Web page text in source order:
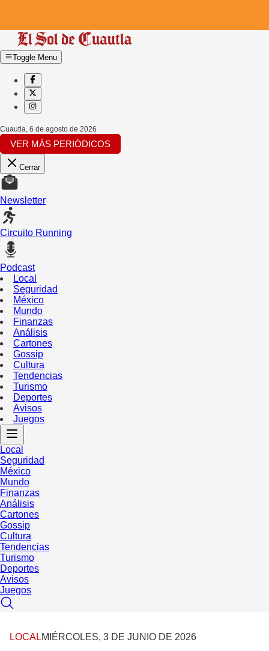
Toggle Menu
Cuautla, 6 de agosto de 2026
VER MÁS PERIÓDICOS
Cerrar
Newsletter
Circuito Running
Podcast
Local
Seguridad
México
Mundo
Finanzas
Análisis
Cartones
Gossip
Cultura
Tendencias
Turismo
Deportes
Avisos
Juegos
Local
Seguridad
México
Mundo
Finanzas
Análisis
Cartones
Gossip
Cultura
Tendencias
Turismo
Deportes
Avisos
Juegos
LOCALMIÉRCOLES, 3 DE JUNIO DE 2026